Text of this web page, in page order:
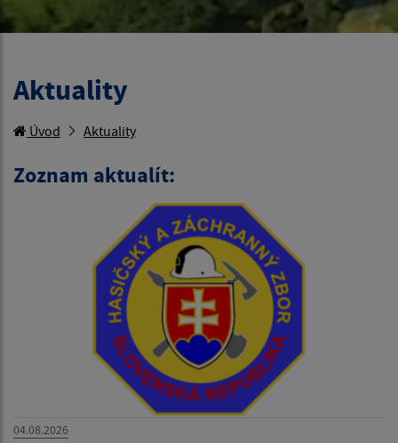
Aktuality
Úvod Aktuality
Zoznam aktualít:
04.08.2026